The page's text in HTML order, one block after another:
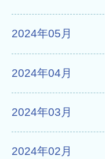
2024年05月
2024年04月
2024年03月
2024年02月